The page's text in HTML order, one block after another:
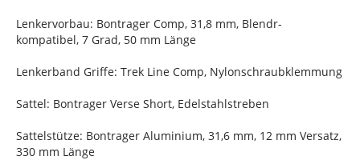
Lenkervorbau: Bontrager Comp, 31,8 mm, Blendr-
kompatibel, 7 Grad, 50 mm Länge
Lenkerband Griffe: Trek Line Comp, Nylonschraubklemmung
Sattel: Bontrager Verse Short, Edelstahlstreben
Sattelstütze: Bontrager Aluminium, 31,6 mm, 12 mm Versatz,
330 mm Länge